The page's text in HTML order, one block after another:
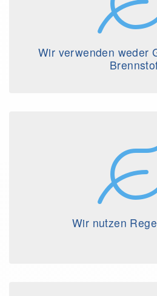
Wir verwenden weder
Wir nutzen